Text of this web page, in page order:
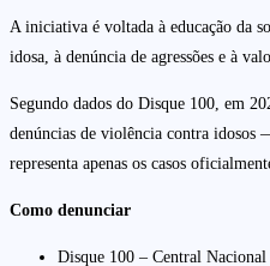
A iniciativa é voltada à educação da
idosa, à denúncia de agressões e à
Segundo dados do Disque 100, em
denúncias de violência contra idosos
representa apenas os casos
Como denunciar
Disque 100 – Central